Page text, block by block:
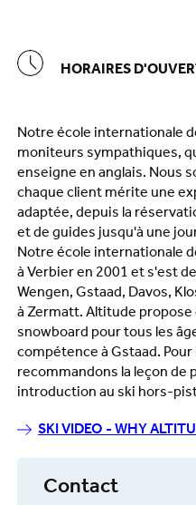
HORAIRES
Notre école internationale
moniteurs sympathiques,
enseigne en anglais. Nous
chaque client mérite une
adaptée, depuis la
et de guides jusqu'à une
Notre école internationale
à Verbier en 2001 et s'est
Wengen, Gstaad, Davos,
à Zermatt. Altitude propose
snowboard pour tous les
compétence à Gstaad.
recommandons la leçon de
introduction au ski hors-
SKI VIDEO - WHY
Contact